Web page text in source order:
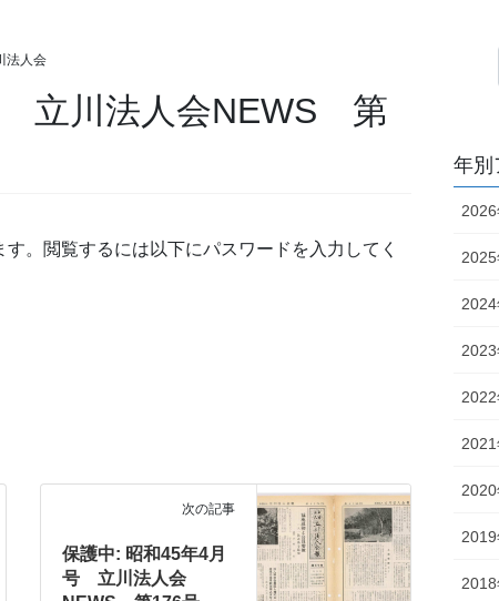
法人会
立川法人会NEWS 第
。閲覧するには以下にパスワードを入力してく
次の記事
保護中: 昭和45年4月
号 立川法人会
年別